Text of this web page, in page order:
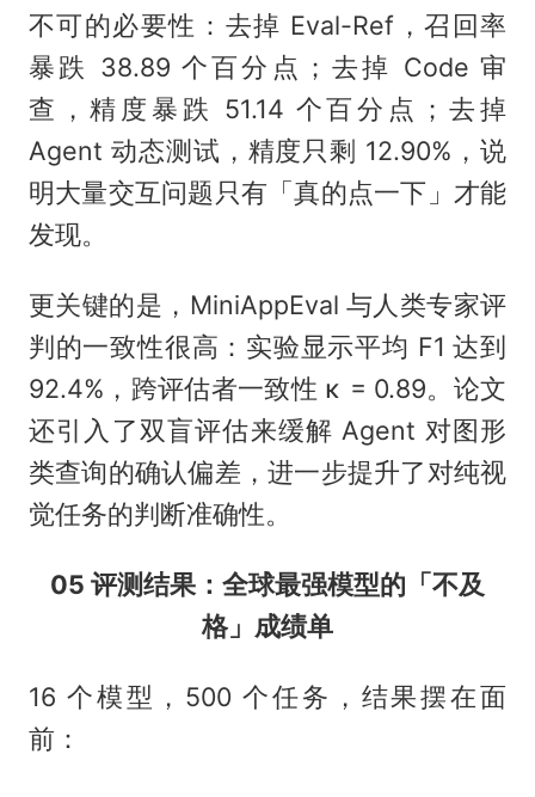
不可的必要性：去掉 Eval-Ref，召回率
暴跌 38.89 个百分点；去掉 Code 审
查，精度暴跌 51.14 个百分点；去掉
Agent 动态测试，精度只剩 12.90%，说
明大量交互问题只有「真的点一下」才能
发现。
更关键的是，MiniAppEval 与人类专家评
判的一致性很高：实验显示平均 F1 达到
92.4%，跨评估者一致性 κ = 0.89。论文
还引入了双盲评估来缓解 Agent 对图形
类查询的确认偏差，进一步提升了对纯视
觉任务的判断准确性。
05 评测结果：全球最强模型的「不及
格」成绩单
16 个模型，500 个任务，结果摆在面
前：